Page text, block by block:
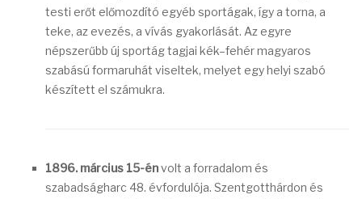
testi erőt előmozdító egyéb sportágak, így a torna, a
teke, az evezés, a vívás gyakorlását. Az egyre
népszerűbb új sportág tagjai kék–fehér magyaros
szabású formaruhát viseltek, melyet egy helyi szabó
készített el számukra.
1896. március 15-énvolt a forradalom és
szabadságharc 48. évfordulója. Szentgotthárdon és